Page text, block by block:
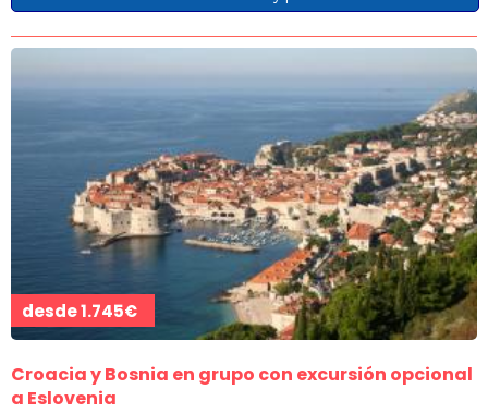
desde1.745€
Croacia y Bosnia en grupo con excursión opcional
a Eslovenia